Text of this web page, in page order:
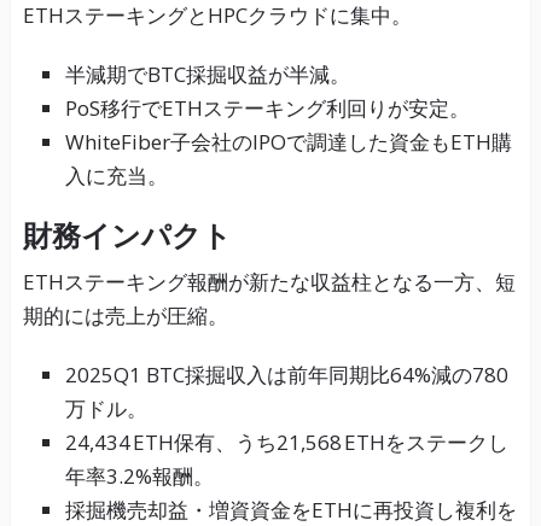
ETHステーキングとHPCクラウドに集中。
半減期でBTC採掘収益が半減。
PoS移行でETHステーキング利回りが安定。
WhiteFiber子会社のIPOで調達した資金もETH購
入に充当。
財務インパクト
ETHステーキング報酬が新たな収益柱となる一方、短
期的には売上が圧縮。
2025Q1 BTC採掘収入は前年同期比64%減の780
万ドル。
24,434 ETH保有、うち21,568 ETHをステークし
年率3.2%報酬。
採掘機売却益・増資資金をETHに再投資し複利を